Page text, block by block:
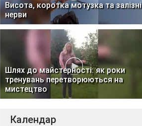
Висота, коротка мотузка та залізні
нерви
Шлях до майстерності: як роки
тренувань перетворюються на
мистецтво
Календар